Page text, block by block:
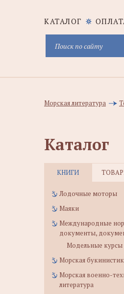
КАТАЛОГ
Морская литература
Каталог
КНИГИ
Лодочные моторы
Маяки
Международные
документы,
Модельные курсы
Морская
Морская военно-
литература